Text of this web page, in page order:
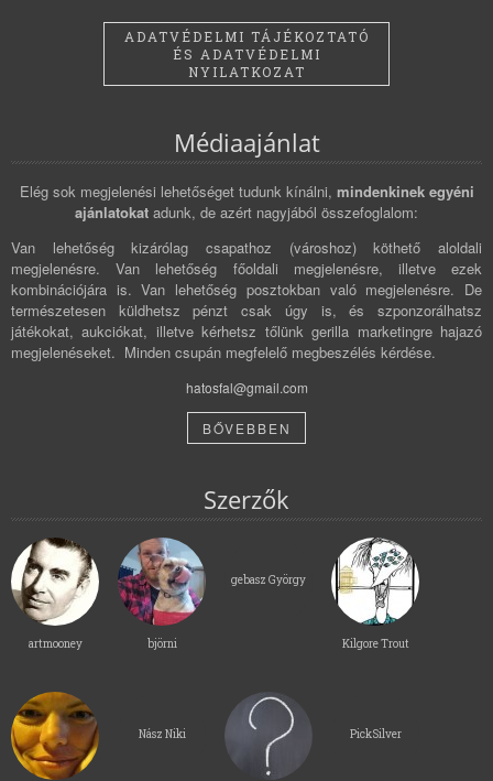
ADATVÉDELMI TÁJÉKOZTATÓ
ÉS ADATVÉDELMI
NYILATKOZAT
Médiaajánlat
Elég sok megjelenési lehetőséget tudunk kínálni, mindenkinek egyéni
ajánlatokat adunk, de azért nagyjából összefoglalom:
Van lehetőség kizárólag csapathoz (városhoz) köthető aloldali
megjelenésre. Van lehetőség főoldali megjelenésre, illetve ezek
kombinációjára is. Van lehetőség posztokban való megjelenésre. De
természetesen küldhetsz pénzt csak úgy is, és szponzorálhatsz
játékokat, aukciókat, illetve kérhetsz tőlünk gerilla marketingre hajazó
megjelenéseket. Minden csupán megfelelő megbeszélés kérdése.
hatosfal@gmail.com
BŐVEBBEN
Szerzők
artmooney björni
gebasz György
Kilgore Trout
Nász Niki PickSilver